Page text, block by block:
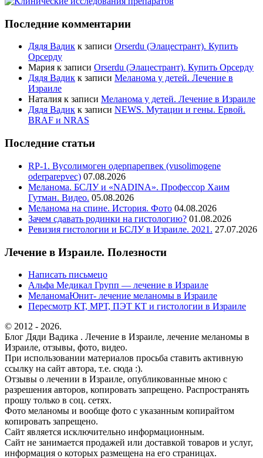
Последние комментарии
Дядя Вадик к записи Orserdu (Элацестрант). Купить
Орсерду
Мария к записи Orserdu (Элацестрант). Купить Орсерду
Дядя Вадик к записи Меланома у детей. Лечение в
Израиле
Наталия к записи Меланома у детей. Лечение в Израиле
Дядя Вадик к записи NEWS. Мутации и гены. Ервой.
BRAF и NRAS
Последние статьи
RP-1. Вусолимоген одерпарепвек (vusolimogene
oderparepvec) 07.08.2026
Меланома. БСЛУ и «NADINA». Профессор Хаим
Гутман. Видео. 05.08.2026
Меланома на спине. История. Фото 04.08.2026
Зачем сдавать родинки на гистологию? 01.08.2026
Ревизия гистологии и БСЛУ в Израиле. 2021. 27.07.2026
Лечение в Израиле. Полезности
Написать письмецо
Альфа Медикал Групп — лечение в Израиле
МеланомаЮнит- лечение меланомы в Израиле
Пересмотр КТ, МРТ, ПЭТ КТ и гистологии в Израиле
© 2012 - 2026.
Блог Дяди Вадика . Лечение в Израиле, лечение меланомы в
Израиле, отзывы, фото, видео.
При использовании материалов просьба ставить активную
ссылку на сайт автора, т.е. сюда :).
Отзывы о лечении в Израиле, опубликованные мною с
разрешения авторов, копировать запрещено. Распространять
прошу только в соц. сетях.
Фото меланомы и вообще фото с указанным копирайтом
копировать запрещено.
Сайт является исключительно информационным.
Сайт не занимается продажей или доставкой товаров и услуг,
информация о которых размещена на его страницах.